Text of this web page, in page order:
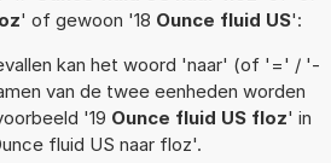
' of gewoon '18 Ounce fluid US':
kan het woord 'naar' (of '=' / '-
van de twee eenheden worden
'19 Ounce fluid US floz' in
fluid US naar floz'.